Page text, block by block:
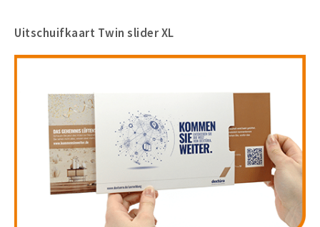
Uitschuifkaart Twin slider XL